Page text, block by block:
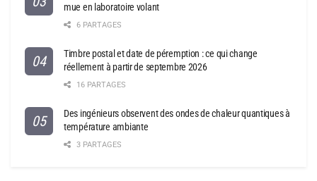
mue en laboratoire volant
6 PARTAGES
Timbre postal et date de péremption : ce qui change
réellement à partir de septembre 2026
16 PARTAGES
Des ingénieurs observent des ondes de chaleur quantiques à
température ambiante
3 PARTAGES